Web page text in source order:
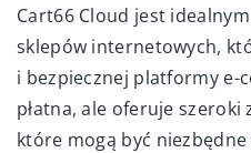
Cart66 Cloud jest
sklepów internetowych,
i bezpiecznej platformy e-
płatna, ale oferuje
które mogą być